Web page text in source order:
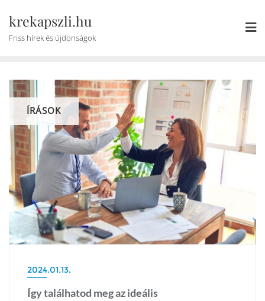
content
krekapszli.hu
Friss hírek és újdonságok
ÍRÁSOK
2024.01.13.
Így találhatod meg az ideális